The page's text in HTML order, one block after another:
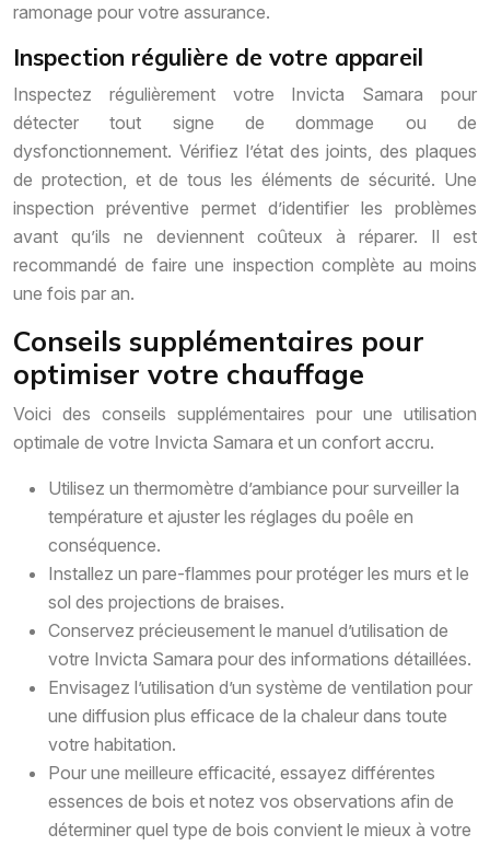
ramonage pour votre assurance.
Inspection régulière de votre appareil
Inspectez régulièrement votre Invicta Samara pour
détecter tout signe de dommage ou de
dysfonctionnement. Vérifiez l’état des joints, des plaques
de protection, et de tous les éléments de sécurité. Une
inspection préventive permet d’identifier les problèmes
avant qu’ils ne deviennent coûteux à réparer. Il est
recommandé de faire une inspection complète au moins
une fois par an.
Conseils supplémentaires pour
optimiser votre chauffage
Voici des conseils supplémentaires pour une utilisation
optimale de votre Invicta Samara et un confort accru.
Utilisez un thermomètre d’ambiance pour surveiller la
température et ajuster les réglages du poêle en
conséquence.
Installez un pare-flammes pour protéger les murs et le
sol des projections de braises.
Conservez précieusement le manuel d’utilisation de
votre Invicta Samara pour des informations détaillées.
Envisagez l’utilisation d’un système de ventilation pour
une diffusion plus efficace de la chaleur dans toute
votre habitation.
Pour une meilleure efficacité, essayez différentes
essences de bois et notez vos observations afin de
déterminer quel type de bois convient le mieux à votre